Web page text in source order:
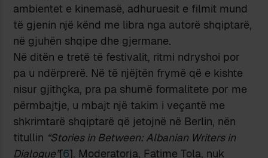
ambientet e kinemasë, adhuruesit e filmit mund
të gjenin një kënd me libra nga autorë shqiptarë,
në gjuhën shqipe dhe gjermane.
Në ditën e tretë të festivalit, ritmi ndryshoi por
pa u ndërprerë. Në të njëjtën frymë që e kishte
nisur gjithçka, pra pa shumë formalitete por me
përmbajtje, u mbajt një takim i veçantë me
shkrimtarë shqiptarë që jetojnë në Berlin, nën
titullin “Stories in Between: Albanian Writers in
Dialogue”[6]. Moderatorja, Fatime Tola, nuk